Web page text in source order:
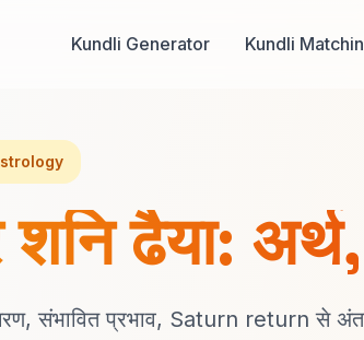
Kundli Generator Kundli
ढैया:
संभावित प्रभाव, Saturn return से अंतर